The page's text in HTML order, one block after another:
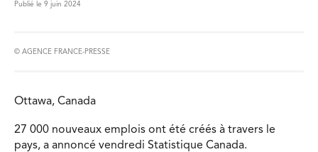
Publié le 9 juin 2024
© AGENCE FRANCE-PRESSE
Ottawa, Canada
27 000 nouveaux emplois ont été créés à travers le
pays, a annoncé vendredi Statistique Canada.